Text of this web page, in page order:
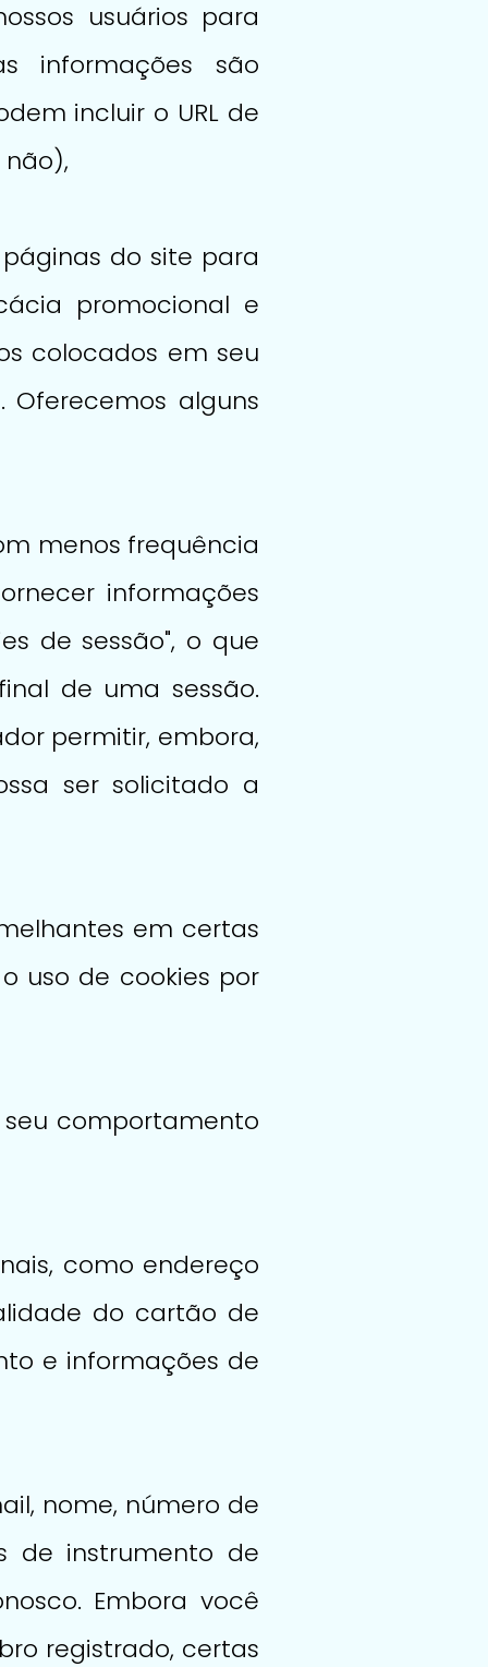
usuários para
informações são
incluir o URL de
do site para
promocional e
colocados em seu
alguns
menos frequência
informações
de sessão", o que
de uma sessão.
permitir, embora,
ser solicitado a
em certas
uso de cookies por
comportamento
como endereço
do cartão de
e informações de
nome, número de
de instrumento de
Embora você
registrado, certas